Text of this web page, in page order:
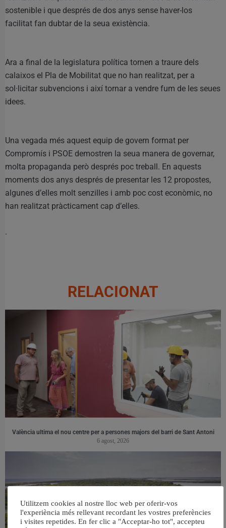
sostenible i que després de dos anys sense haver-los
facilitat fan dubtar de la seua existència.
Ara a final de la legislatura política tornen a traure dels
calaixos el Pla de Mobilitat que no han realitzat, per a
sol·licitar subvencions i així tornar a vendre fum de les seues
idees.
Una vegada més aquest equip de govern format per
Compromís i PSOE demostren la seua manera de governar,
molta propaganda però després poc treball. En aquests
moments dos anys després de presentar les 12 propostes,
algunes d’elles molt senzilles i amb poc cost econòmic, no
han realitzat pràcticament cap d’elles.
.
RELACIONAT
València ultima el nou centre per a persones majors del barri de Sant Antoni
6 agost, 2026
Utilitzem cookies al nostre lloc web per oferir-vos
l'experiència més rellevant recordant les vostres preferències
i visites repetides. En fer clic a "Acceptar-ho tot", accepteu